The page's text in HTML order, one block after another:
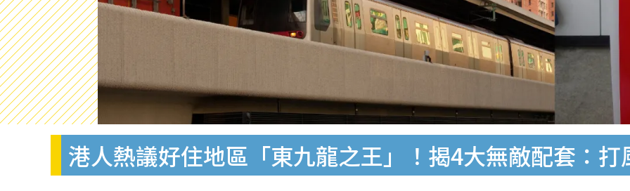
港人熱議好住地區「東九龍之王」！揭4大無敵配套：打